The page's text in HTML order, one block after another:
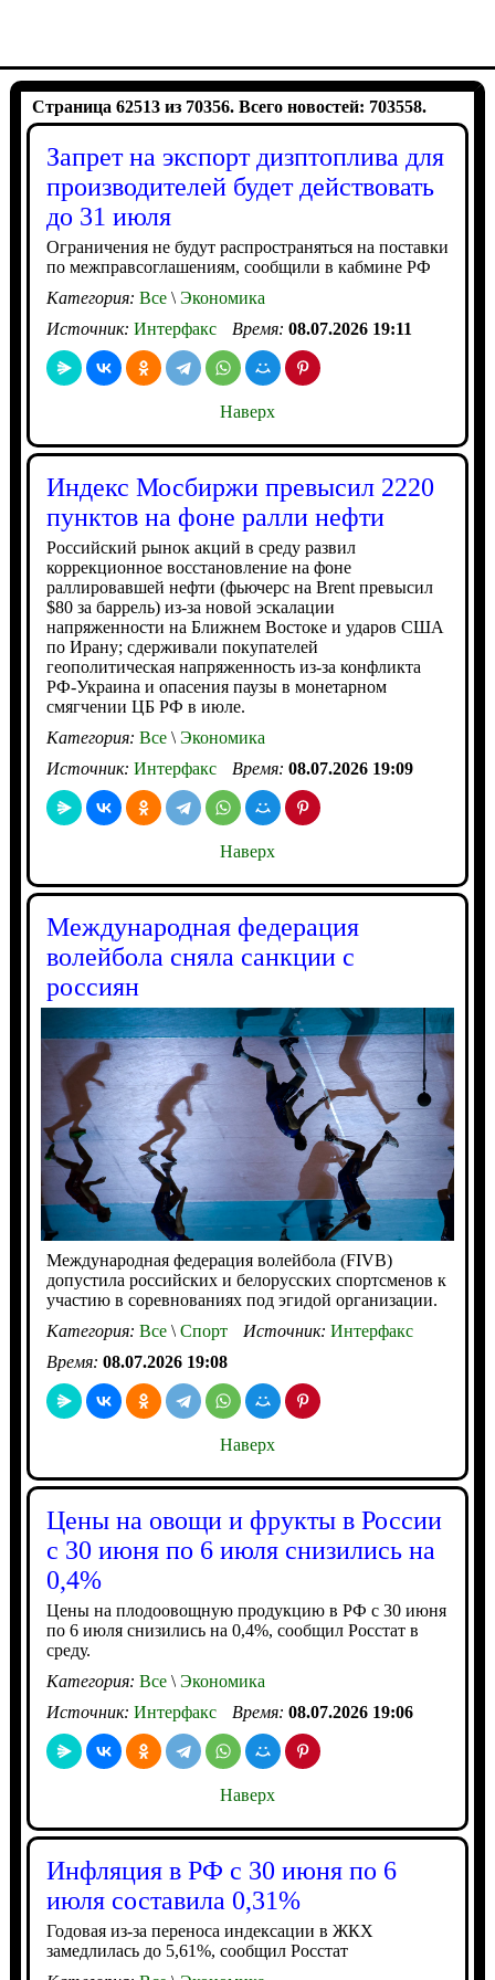
Страница 62513 из 70356. Всего новостей: 703558.
Запрет на экспорт дизптоплива для
производителей будет действовать
до 31 июля
Ограничения не будут распространяться на поставки
по межправсоглашениям, сообщили в кабмине РФ
Категория: Все\Экономика
Источник: Интерфакс Время: 08.07.2026 19:11
Наверх
Индекс Мосбиржи превысил 2220
пунктов на фоне ралли нефти
Российский рынок акций в среду развил
коррекционное восстановление на фоне
раллировавшей нефти (фьючерс на Brent превысил
$80 за баррель) из-за новой эскалации
напряженности на Ближнем Востоке и ударов США
по Ирану; сдерживали покупателей
геополитическая напряженность из-за конфликта
РФ-Украина и опасения паузы в монетарном
смягчении ЦБ РФ в июле.
Категория: Все\Экономика
Источник: Интерфакс Время: 08.07.2026 19:09
Наверх
Международная федерация
волейбола сняла санкции с
россиян
Международная федерация волейбола (FIVB)
допустила российских и белорусских спортсменов к
участию в соревнованиях под эгидой организации.
Категория: Все\Спорт Источник: Интерфакс
Время: 08.07.2026 19:08
Наверх
Цены на овощи и фрукты в России
с 30 июня по 6 июля снизились на
0,4%
Цены на плодоовощную продукцию в РФ с 30 июня
по 6 июля снизились на 0,4%, сообщил Росстат в
среду.
Категория: Все\Экономика
Источник: Интерфакс Время: 08.07.2026 19:06
Наверх
Инфляция в РФ с 30 июня по 6
июля составила 0,31%
Годовая из-за переноса индексации в ЖКХ
замедлилась до 5,61%, сообщил Росстат